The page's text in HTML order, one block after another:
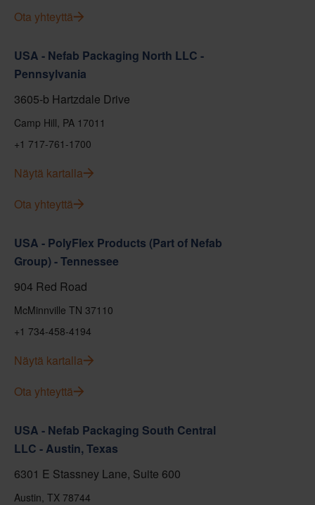
Ota yhteyttä
USA - Nefab Packaging North LLC -
Pennsylvania
3605-b Hartzdale Drive
Camp Hill, PA 17011
+1 717-761-1700
Näytä kartalla
Ota yhteyttä
USA - PolyFlex Products (Part of Nefab
Group) - Tennessee
904 Red Road
McMinnville TN 37110
+1 734-458-4194
Näytä kartalla
Ota yhteyttä
USA - Nefab Packaging South Central
LLC - Austin, Texas
6301 E Stassney Lane, Suite 600
Austin, TX 78744